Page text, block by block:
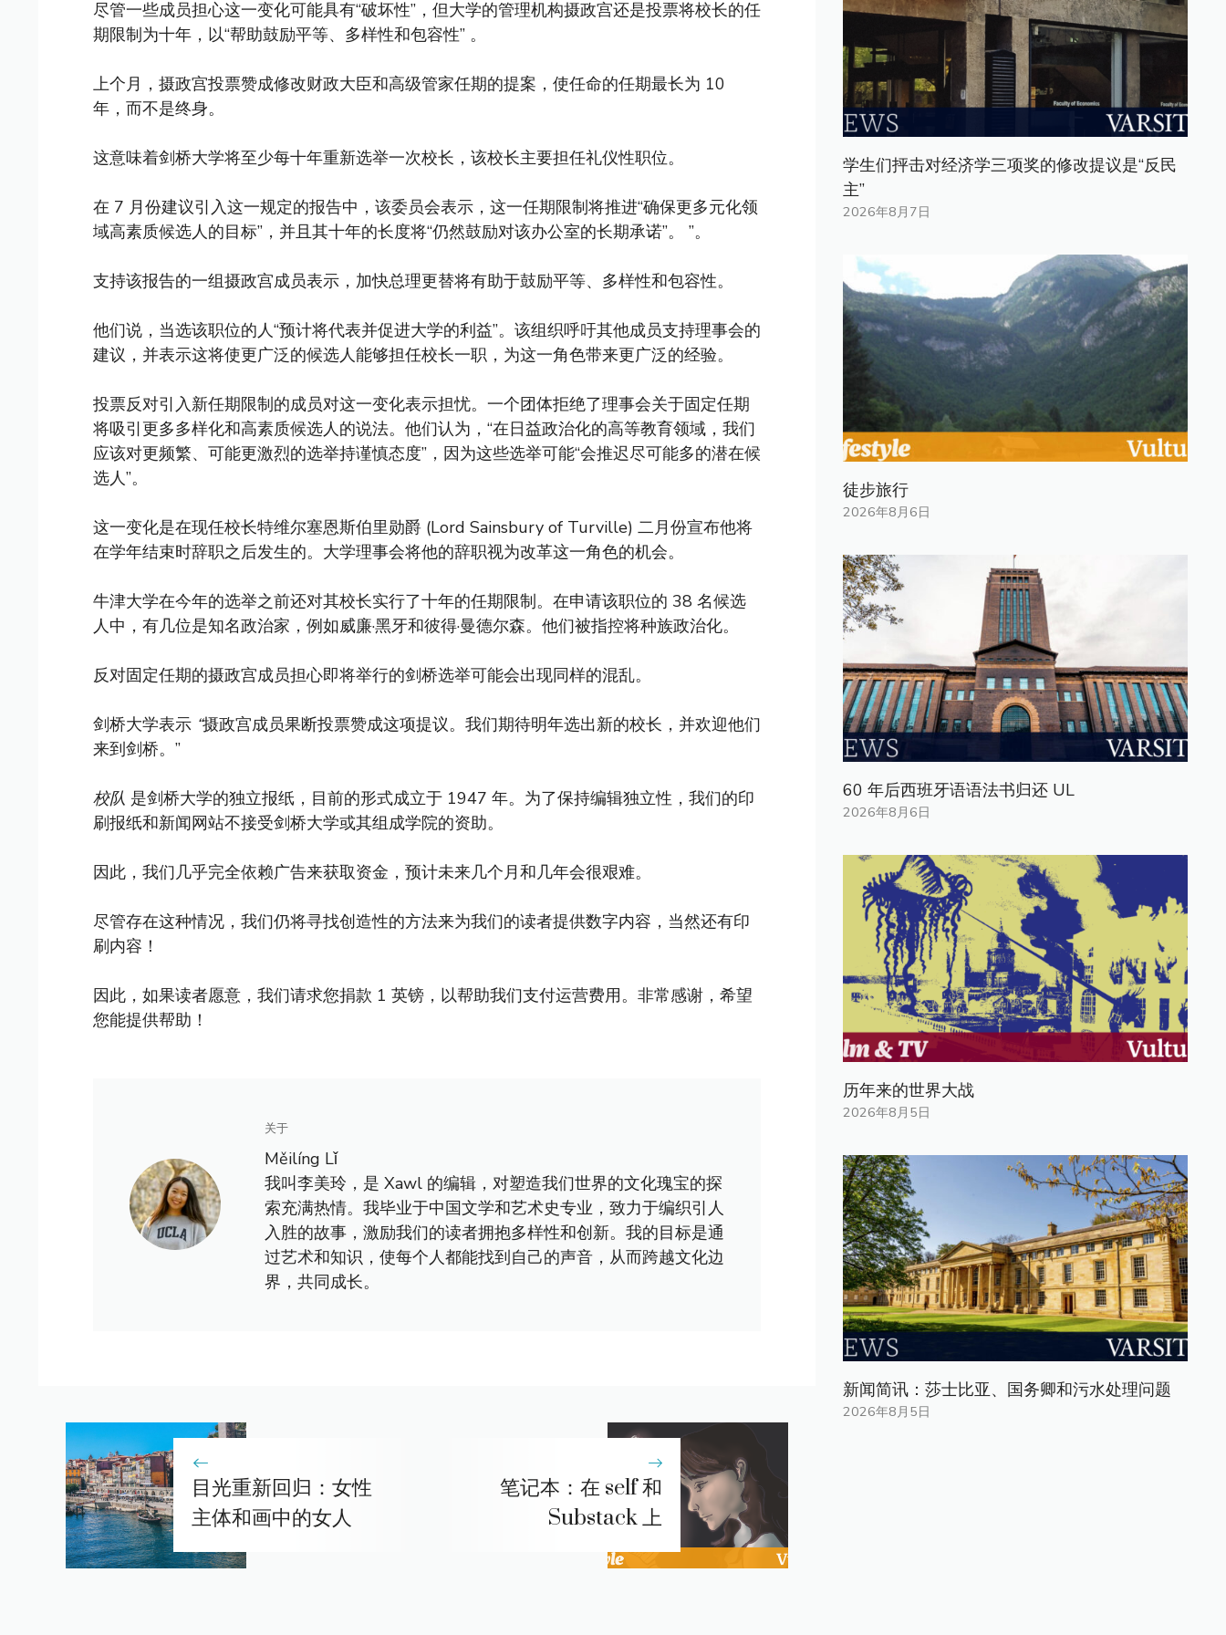
尽管一些成员担心这一变化可能具有“破坏性”，但大学的管理机构摄政宫还是投票将校长的任
期限制为十年，以“帮助鼓励平等、多样性和包容性” 。
上个月，摄政宫投票赞成修改财政大臣和高级管家任期的提案，使任命的任期最长为 10
年，而不是终身。
这意味着剑桥大学将至少每十年重新选举一次校长，该校长主要担任礼仪性职位。
在 7 月份建议引入这一规定的报告中，该委员会表示，这一任期限制将推进“确保更多元化领
域高素质候选人的目标”，并且其十年的长度将“仍然鼓励对该办公室的长期承诺”。 ”。
支持该报告的一组摄政宫成员表示，加快总理更替将有助于鼓励平等、多样性和包容性。
他们说，当选该职位的人“预计将代表并促进大学的利益”。该组织呼吁其他成员支持理事会的
建议，并表示这将使更广泛的候选人能够担任校长一职，为这一角色带来更广泛的经验。
投票反对引入新任期限制的成员对这一变化表示担忧。一个团体拒绝了理事会关于固定任期
将吸引更多多样化和高素质候选人的说法。他们认为，“在日益政治化的高等教育领域，我们
应该对更频繁、可能更激烈的选举持谨慎态度”，因为这些选举可能“会推迟尽可能多的潜在候
选人”。
这一变化是在现任校长特维尔塞恩斯伯里勋爵 (Lord Sainsbury of Turville) 二月份宣布他将
在学年结束时辞职之后发生的。大学理事会将他的辞职视为改革这一角色的机会。
牛津大学在今年的选举之前还对其校长实行了十年的任期限制。在申请该职位的 38 名候选
人中，有几位是知名政治家，例如威廉·黑牙和彼得·曼德尔森。他们被指控将种族政治化。
反对固定任期的摄政宫成员担心即将举行的剑桥选举可能会出现同样的混乱。
剑桥大学表示 “摄政宫成员果断投票赞成这项提议。我们期待明年选出新的校长，并欢迎他们
来到剑桥。”
校队 是剑桥大学的独立报纸，目前的形式成立于 1947 年。为了保持编辑独立性，我们的印
刷报纸和新闻网站不接受剑桥大学或其组成学院的资助。
因此，我们几乎完全依赖广告来获取资金，预计未来几个月和几年会很艰难。
尽管存在这种情况，我们仍将寻找创造性的方法来为我们的读者提供数字内容，当然还有印
刷内容！
因此，如果读者愿意，我们请求您捐款 1 英镑，以帮助我们支付运营费用。非常感谢，希望
您能提供帮助！
关于
Měilíng Lǐ
我叫李美玲，是 Xawl 的编辑，对塑造我们世界的文化瑰宝的探
索充满热情。我毕业于中国文学和艺术史专业，致力于编织引人
入胜的故事，激励我们的读者拥抱多样性和创新。我的目标是通
过艺术和知识，使每个人都能找到自己的声音，从而跨越文化边
界，共同成长。
目光重新回归：女性
主体和画中的女人
笔记本：在 self 和
Substack 上
学生们抨击对经济学三项奖的修改提议是“反民
主”
2026年8月7日
徒步旅行
2026年8月6日
60 年后西班牙语语法书归还 UL
2026年8月6日
历年来的世界大战
2026年8月5日
新闻简讯：莎士比亚、国务卿和污水处理问题
2026年8月5日